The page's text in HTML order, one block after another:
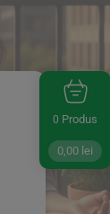
0 Produs
0,00 lei